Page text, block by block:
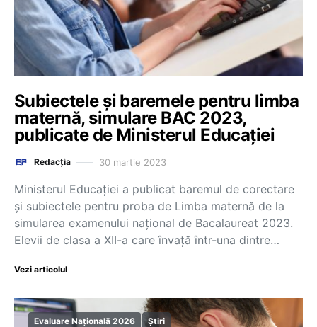
Subiectele și baremele pentru limba
maternă, simulare BAC 2023,
publicate de Ministerul Educației
Redacția 30 martie 2023
Ministerul Educației a publicat baremul de corectare
și subiectele pentru proba de Limba maternă de la
simularea examenului național de Bacalaureat 2023.
Elevii de clasa a XII-a care învață într-una dintre…
Vezi articolul
Evaluare Națională 2026 Știri